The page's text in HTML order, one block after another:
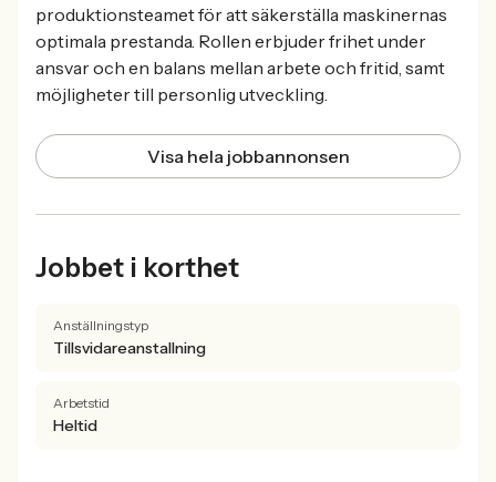
produktionsteamet för att säkerställa maskinernas
optimala prestanda. Rollen erbjuder frihet under
ansvar och en balans mellan arbete och fritid, samt
möjligheter till personlig utveckling.
Visa hela jobbannonsen
Jobbet i korthet
Anställningstyp
Tillsvidareanstallning
Arbetstid
Heltid